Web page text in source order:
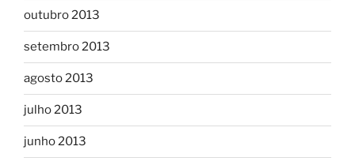
outubro 2013
setembro 2013
agosto 2013
julho 2013
junho 2013